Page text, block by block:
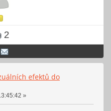
2
efektů do
»